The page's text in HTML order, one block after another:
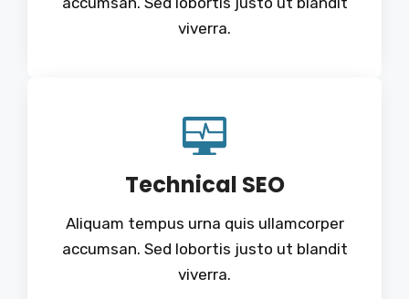
viverra.
Technical SEO
Aliquam tempus urna quis ullamcorper
accumsan. Sed lobortis justo ut blandit
viverra.